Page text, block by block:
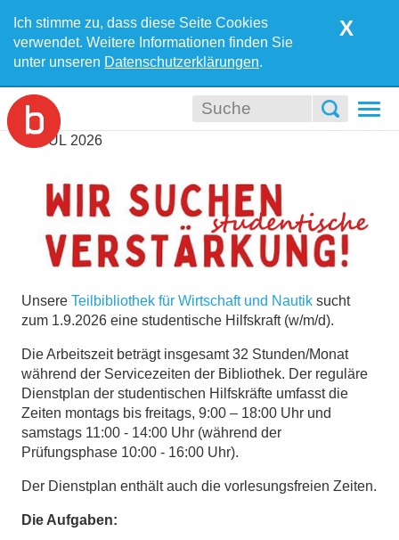
Ich stimme zu, dass diese Seite Cookies
verwendet. Weitere Informationen finden Sie
unter unseren Datenschutzerklärungen.
X
JUL 2026
Unsere Teilbibliothek für Wirtschaft und Nautik sucht
zum 1.9.2026 eine studentische Hilfskraft (w/m/d).
Die Arbeitszeit beträgt insgesamt 32 Stunden/Monat
während der Servicezeiten der Bibliothek. Der reguläre
Dienstplan der studentischen Hilfskräfte umfasst die
Zeiten montags bis freitags, 9:00 – 18:00 Uhr und
samstags 11:00 - 14:00 Uhr (während der
Prüfungsphase 10:00 - 16:00 Uhr).
Der Dienstplan enthält auch die vorlesungsfreien Zeiten.
Die Aufgaben: